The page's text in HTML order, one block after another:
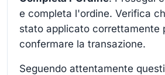
e completa l'ordine. Verifica
stato applicato correttamente
confermare la transazione.
Seguendo attentamente